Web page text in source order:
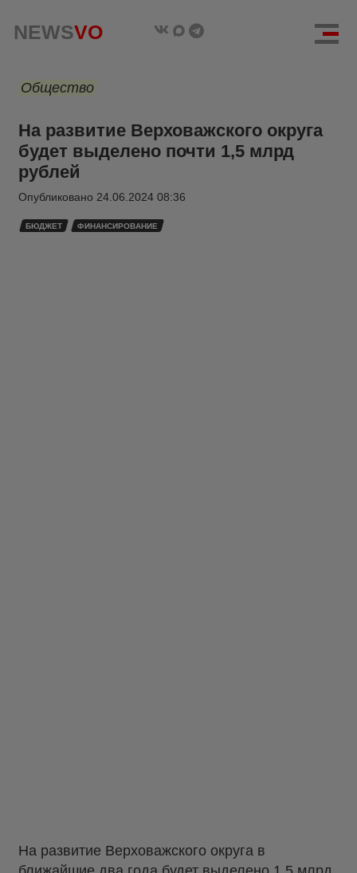
NEWSVO
Общество
На развитие Верховажского округа
будет выделено почти 1,5 млрд
рублей
Опубликовано 24.06.2024 08:36
БЮДЖЕТ ФИНАНСИРОВАНИЕ
На развитие Верховажского округа в